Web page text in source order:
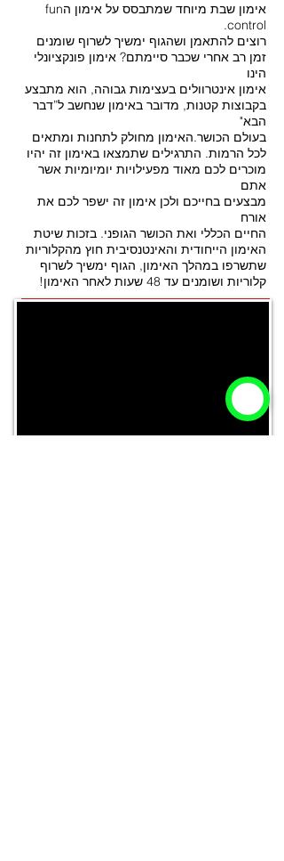
אימון שבת מיוחד שמתבסס על אימון הfun
control.
רוצים להתאמן ושהגוף ימשיך לשרוף שומנים
זמן רב אחרי שכבר סיימתם? אימון פונקציונלי
הינו
אימון אינטרוולים בעצימות גבוהה, הוא מתבצע
בקבוצות קטנות, מדובר באימון שנחשב ל”דבר
הבא"
בעולם הכושר.האימון מחולק לתחנות ומתאים
לכל הרמות. התרגילים שתמצאו באימון זה יהיו
מוכרים לכם מאוד מפעילויות יומיומיות אשר
אתם
מבצעים בחייכם ולכן אימון זה ישפר לכם את
אורח
החיים הכללי ואת הכושר הגופני. בזכות שיטת
האימון הייחודית והאינטנסיבית חוץ מהקלוריות
שתשרפו במהלך האימון, הגוף ימשיך לשרוף
קלוריות ושומנים עד 48 שעות לאחר האימון!